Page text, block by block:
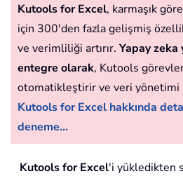
Kutools for Excel, karmaşık
için 300'den fazla gelişmiş özellik
ve verimliliği artırır. Yapay
entegre olarak, Kutools
otomatikleştirir ve veri yönetimi
Kutools for Excel hakkında
deneme...
Kutools for Excel'i yükledikten